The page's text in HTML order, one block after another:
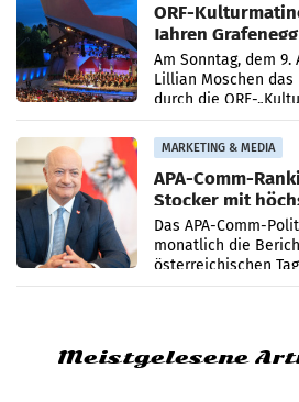
ORF-
Jahren
Simonischek
Am Sonntag, dem
Lillian Moschen das
durch die ORF-
startet mit der
Grafenegg
MARKETING & MEDIA
APA-Comm-
Stocker mit
im Juli
Das APA-Comm-
monatlich die
österreichischen
analysiert, welche
Meistgelesene